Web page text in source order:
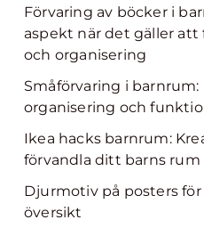
Förvaring av böcker i
aspekt när det gäller att
och organisering
Småförvaring i
organisering och
Ikea hacks barnrum:
förvandla ditt barns rum
Djurmotiv på posters
översikt